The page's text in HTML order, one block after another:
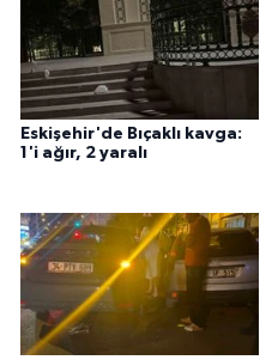
Eskişehir'de Bıçaklı kavga:
1'i ağır, 2 yaralı